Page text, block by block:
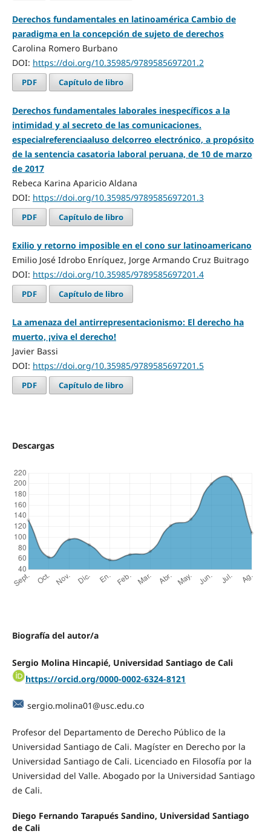
Derechos fundamentales en latinoamérica Cambio de
paradigma en la concepción de sujeto de derechos
Carolina Romero Burbano
DOI: https://doi.org/10.35985/9789585697201.2
PDF Capítulo de libro
Derechos fundamentales laborales inespecíficos a la
intimidad y al secreto de las comunicaciones.
especialreferenciaaluso delcorreo electrónico, a propósito
de la sentencia casatoria laboral peruana, de 10 de marzo
de 2017
Rebeca Karina Aparicio Aldana
DOI: https://doi.org/10.35985/9789585697201.3
PDF Capítulo de libro
Exilio y retorno imposible en el cono sur latinoamericano
Emilio José Idrobo Enríquez, Jorge Armando Cruz Buitrago
DOI: https://doi.org/10.35985/9789585697201.4
PDF Capítulo de libro
La amenaza del antirrepresentacionismo: El derecho ha
muerto, ¡viva el derecho!
Javier Bassi
DOI: https://doi.org/10.35985/9789585697201.5
PDF Capítulo de libro
Descargas
Biografía del autor/a
Sergio Molina Hincapié, Universidad Santiago de Cali
https://orcid.org/0000-0002-6324-8121
sergio.molina01@usc.edu.co
Profesor del Departamento de Derecho Público de la
Universidad Santiago de Cali. Magíster en Derecho por la
Universidad Santiago de Cali. Licenciado en Filosofía por la
Universidad del Valle. Abogado por la Universidad Santiago
de Cali.
Diego Fernando Tarapués Sandino, Universidad Santiago
de Cali